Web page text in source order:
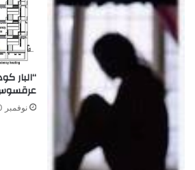
“البار
نوفمبر 30, 1999